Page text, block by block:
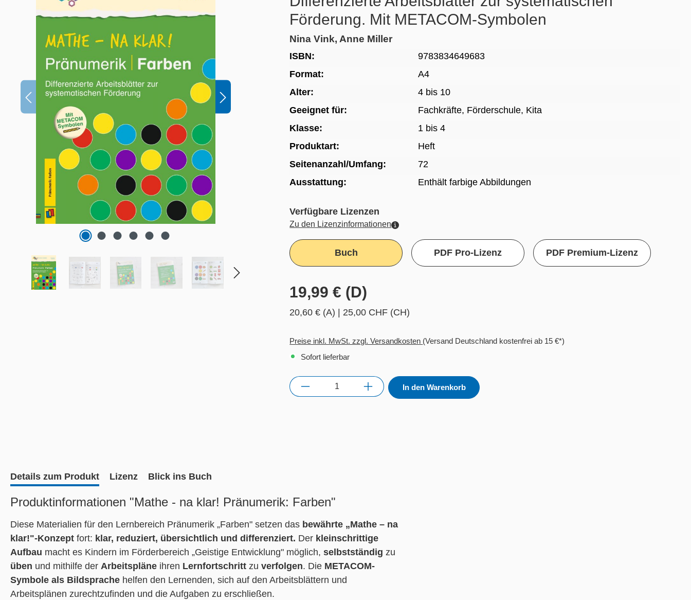
Förderung. Mit METACOM-Symbolen
Nina Vink, Anne Miller
ISBN:
9783834649683
Format:
A4
Alter:
4 bis 10
Geeignet für:
Fachkräfte, Förderschule, Kita
Klasse:
1 bis 4
Produktart:
Heft
Seitenanzahl/Umfang:
72
Ausstattung:
Enthält farbige Abbildungen
Verfügbare Lizenzen
Zu den Lizenzinformationen
Buch PDF Pro-Lizenz PDF Premium-Lizenz
19,99 € (D)
20,60 € (A) | 25,00 CHF (CH)
Preise inkl. MwSt. zzgl. Versandkosten (Versand Deutschland kostenfrei ab 15 €*)
Sofort lieferbar
Anzahl In den Warenkorb
Details zum Produkt Lizenz Blick ins Buch
Produktinformationen "Mathe - na klar! Pränumerik: Farben"
Diese Materialien für den Lernbereich Pränumerik „Farben" setzen das bewährte „Mathe – na
klar!"-Konzept fort: klar, reduziert, übersichtlich und differenziert. Der kleinschrittige
Aufbau macht es Kindern im Förderbereich „Geistige Entwicklung" möglich, selbstständig zu
üben und mithilfe der Arbeitspläne ihren Lernfortschritt zu verfolgen. Die METACOM-
Symbole als Bildsprache helfen den Lernenden, sich auf den Arbeitsblättern und
Arbeitsplänen zurechtzufinden und die Aufgaben zu erschließen.